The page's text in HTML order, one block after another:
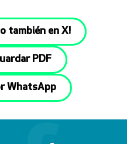
también en X!
PDF
WhatsApp